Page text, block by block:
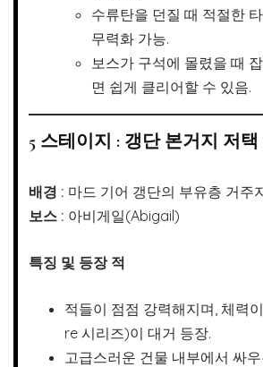
수류탄을 던질 때 적절한
무력화 가능.
보스가 구석에 몰렸을 때
면 쉽게 클리어할 수 있음.
5 스테이지 : 갱단 본거지 저택
배경 : 마드 기어 갱단의 부유층 거주
보스 : 아비게일(Abigail)
특징 및 등장 적
적들이 점점 강력해지며, 체력
re 시리즈)이 대거 등장.
고급스러운 건물 내부에서 싸